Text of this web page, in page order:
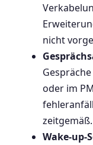
nicht
oder im
zeitgemäß.
Wake-up-